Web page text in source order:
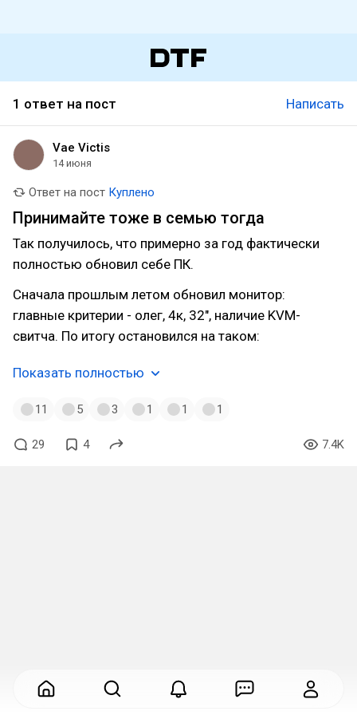
1 ответ на пост Написать
Vae Victis
14 июня
Ответ на пост Куплено
Принимайте тоже в семью тогда
Так получилось, что примерно за год фактически
полностью обновил себе ПК.
Сначала прошлым летом обновил монитор:
главные критерии - олег, 4к, 32", наличие KVM-
свитча. По итогу остановился на таком:
Показать полностью
11 5 3 1 1 1
29 4 7.4K